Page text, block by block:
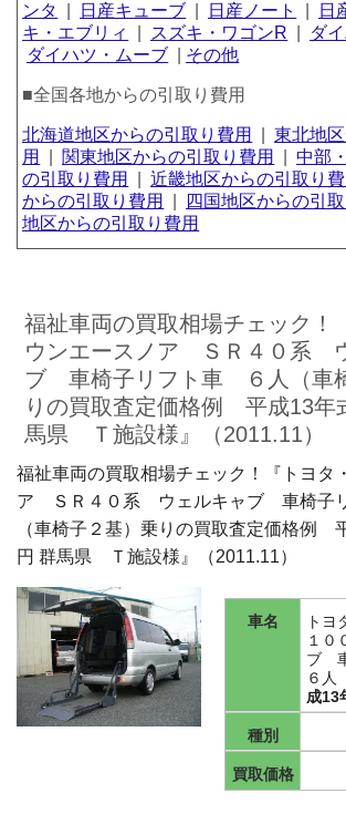
ンタ
日産キューブ 日産ノート 日
キ・エブリィ
スズキ・ワゴンR ダ
ダイハツ・ムーブ
その他
■全国各地からの引取り費用
北海道地区からの引取り費用 |東北地
用
関東地区からの引取り費用 |中部
の引取り費用
|近畿地区からの引取り費
からの引取り費用
四国地区からの引
地区からの引取り費用
福祉車両の買取相場チェック！
ウンエースノア ＳＲ４０系
ブ 車椅子リフト車 ６人（車
りの買取査定価格例 平成13年
馬県 Ｔ施設様』（2011.11）
福祉車両の買取相場チェック！『トヨタ
ア ＳＲ４０系 ウェルキャブ 車椅子
（車椅子２基） 乗りの買取査定価格例
円 群馬県 Ｔ施設様』（2011.11）
車名
ト
１０
ブ
６人
成13
種別
買取価格